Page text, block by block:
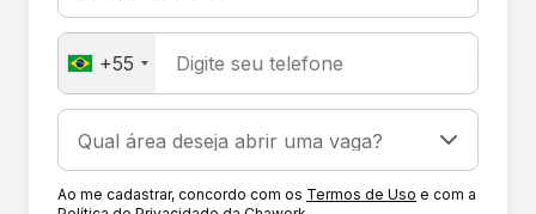
+55 Digite seu telefone
Ao me cadastrar, concordo com os Termos de Uso e com a